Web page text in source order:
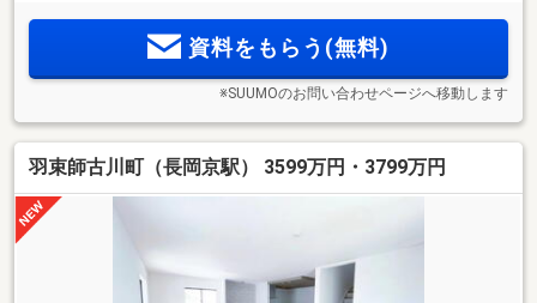
資料をもらう(無料)
※SUUMOのお問い合わせページへ移動します
羽束師古川町（長岡京駅） 3599万円・3799万円